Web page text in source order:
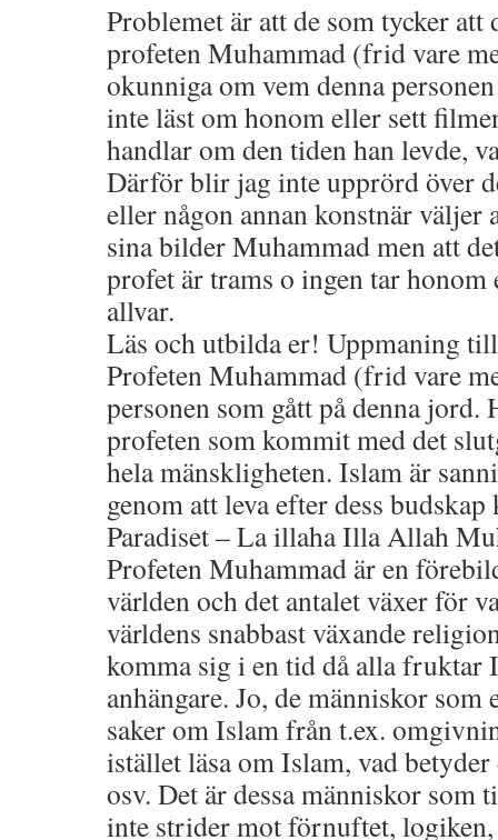
Problemet är att de som tycker att
profeten Muhammad (frid vare
okunniga om vem denna
inte läst om honom eller sett
handlar om den tiden han levde,
Därför blir jag inte upprörd över
eller någon annan konstnär väljer
sina bilder Muhammad men att
profet är trams o ingen tar honom
allvar.
Läs och utbilda er! Uppmaning
Profeten Muhammad (frid vare
personen som gått på denna jord.
profeten som kommit med det
hela mänskligheten. Islam är
genom att leva efter dess
Paradiset – La illaha Illa Allah
Profeten Muhammad är en
världen och det antalet växer för
världens snabbast växande
komma sig i en tid då alla fruktar
anhängare. Jo, de människor
saker om Islam från t.ex.
istället läsa om Islam, vad
osv. Det är dessa människor som
inte strider mot förnuftet,